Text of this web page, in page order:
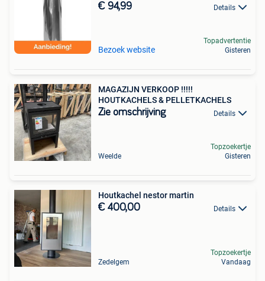
€ 94,99 Details
Bezoek website
Topadvertentie
Gisteren
MAGAZIJN VERKOOP !!!!!
HOUTKACHELS & PELLETKACHELS
Zie omschrijving Details
Weelde
Topzoekertje
Gisteren
Houtkachel nestor martin
€ 400,00 Details
Zedelgem
Topzoekertje
Vandaag